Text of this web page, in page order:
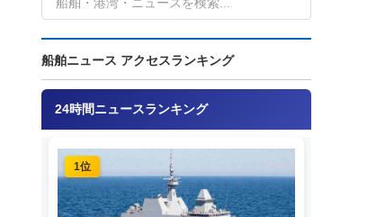
船舶ニュース アクセスランキング
24時間ニュースランキング
1位